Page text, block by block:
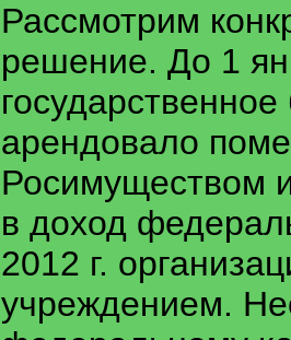
Рассмотрим
решение. До 1
арендовало
Росимуществом
в доход
2012 г.
учреждением.